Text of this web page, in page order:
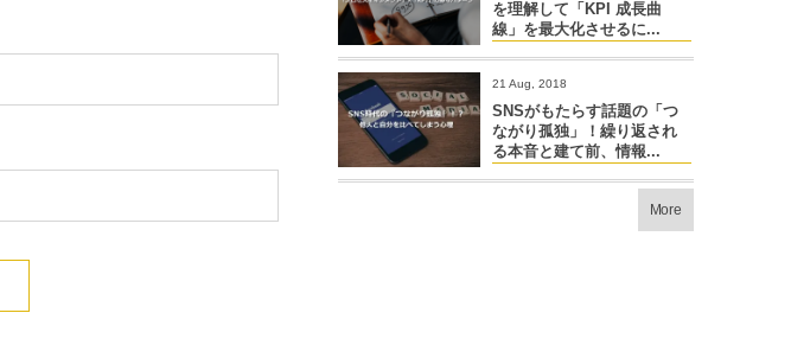
を理解して「KPI 成長曲
線」を最大化させるに...
21 Aug, 2018
SNSがもたらす話題の「つ
ながり孤独」！繰り返され
る本音と建て前、情報...
More